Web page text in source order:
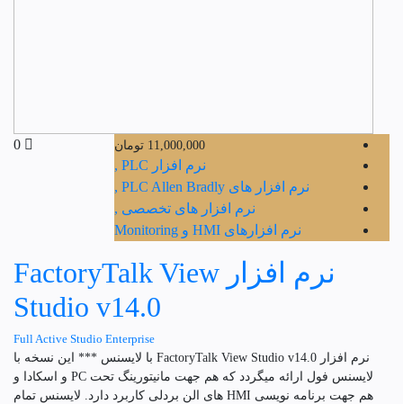
11,000,000 تومان
نرم افزار PLC ,
نرم افزار های PLC Allen Bradly ,
نرم افزار های تخصصی ,
نرم افزارهای HMI و Monitoring
نرم افزار FactoryTalk View
Studio v14.0
Full Active Studio Enterprise
نرم افزار FactoryTalk View Studio v14.0 با لایسنس *** این نسخه با
لایسنس فول ارائه میگردد که هم جهت مانیتورینگ تحت PC و اسکادا و
هم جهت برنامه نویسی HMI های الن بردلی کاربرد دارد. لایسنس تمام